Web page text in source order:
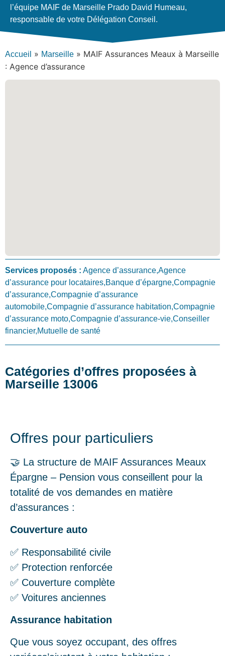
l’équipe MAIF de Marseille Prado David Humeau,
responsable de votre Délégation Conseil.
Accueil » Marseille » MAIF Assurances Meaux à Marseille
: Agence d’assurance
Services proposés : Agence d’assurance,Agence
d’assurance pour locataires,Banque d’épargne,Compagnie
d’assurance,Compagnie d’assurance
automobile,Compagnie d’assurance habitation,Compagnie
d’assurance moto,Compagnie d’assurance-vie,Conseiller
financier,Mutuelle de santé
Catégories d’offres proposées à
Marseille 13006
Offres pour particuliers
🤝 La structure de MAIF Assurances Meaux
Épargne – Pension vous conseillent pour la
totalité de vos demandes en matière
d’assurances :
Couverture auto
✅ Responsabilité civile
✅ Protection renforcée
✅ Couverture complète
✅ Voitures anciennes
Assurance habitation
Que vous soyez occupant, des offres